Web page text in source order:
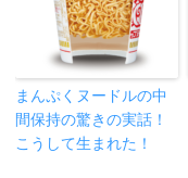
まんぷくヌードルの中
間保持の驚きの実話！
こうして生まれた！